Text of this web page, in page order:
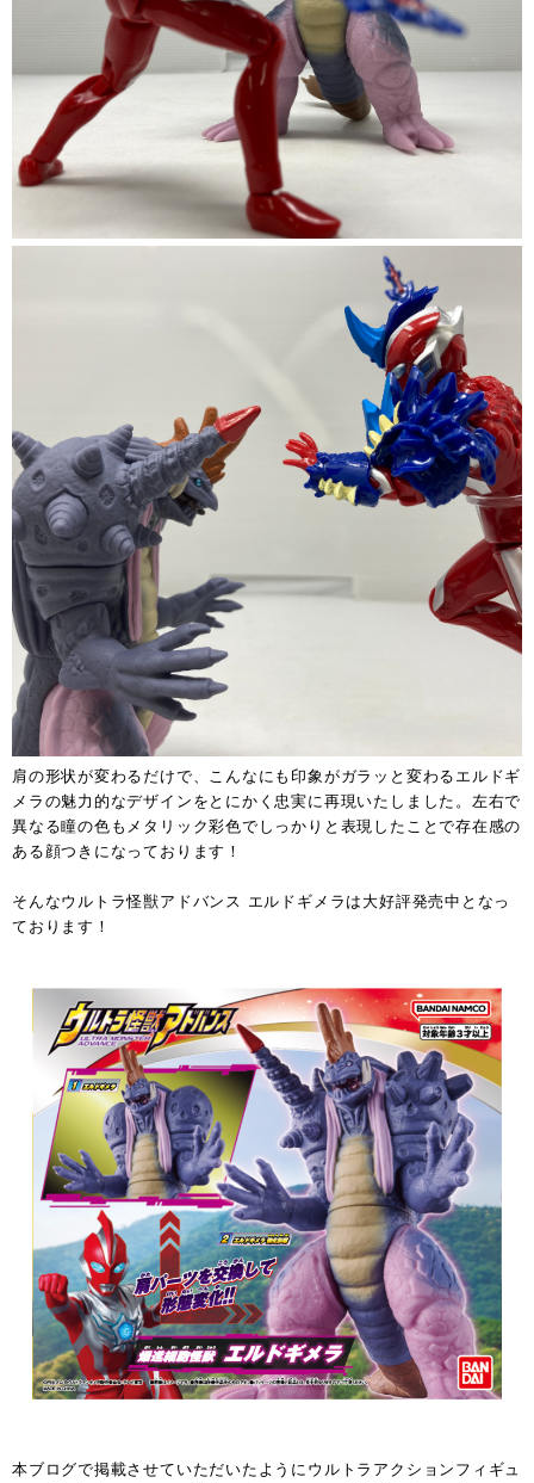
肩の形状が変わるだけで、こんなにも印象がガラッと変わるエルドギ
メラの魅力的なデザインをとにかく忠実に再現いたしました。左右で
異なる瞳の色もメタリック彩色でしっかりと表現したことで存在感の
ある顔つきになっております！
そんなウルトラ怪獣アドバンス エルドギメラは大好評発売中となっ
ております！
本ブログで掲載させていただいたようにウルトラアクションフィギュ